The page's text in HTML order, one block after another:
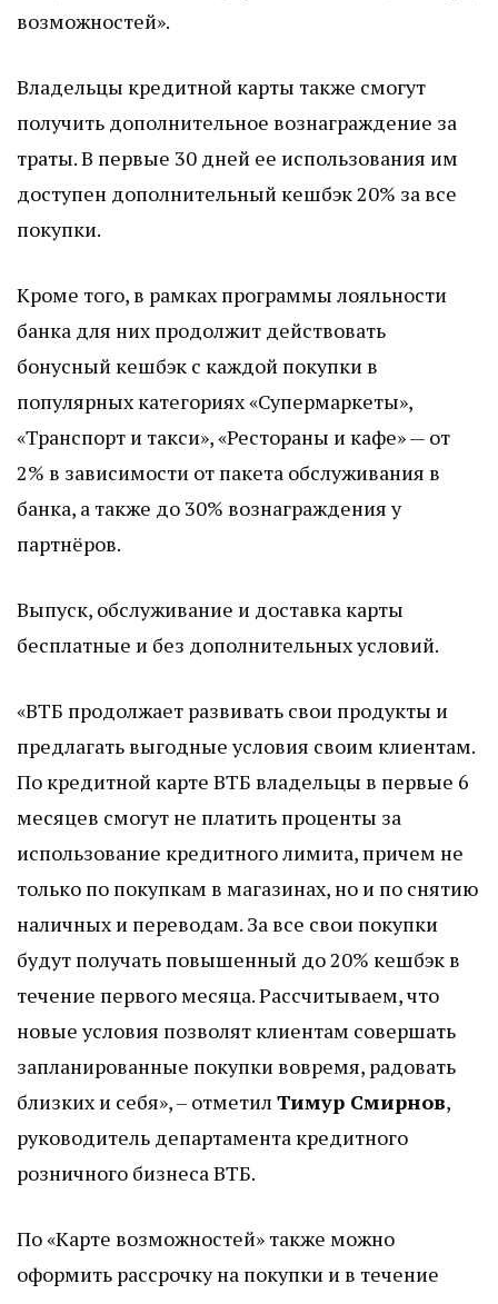
возможностей».
Владельцы кредитной карты также смогут
получить дополнительное вознаграждение за
траты. В первые 30 дней ее использования им
доступен дополнительный кешбэк 20% за все
покупки.
Кроме того, в рамках программы лояльности
банка для них продолжит действовать
бонусный кешбэк с каждой покупки в
популярных категориях «Супермаркеты»,
«Транспорт и такси», «Рестораны и кафе» — от
2% в зависимости от пакета обслуживания в
банка, а также до 30% вознаграждения у
партнёров.
Выпуск, обслуживание и доставка карты
бесплатные и без дополнительных условий.
«ВТБ продолжает развивать свои продукты и
предлагать выгодные условия своим клиентам.
По кредитной карте ВТБ владельцы в первые 6
месяцев смогут не платить проценты за
использование кредитного лимита, причем не
только по покупкам в магазинах, но и по снятию
наличных и переводам. За все свои покупки
будут получать повышенный до 20% кешбэк в
течение первого месяца. Рассчитываем, что
новые условия позволят клиентам совершать
запланированные покупки вовремя, радовать
близких и себя», – отметил Тимур Смирнов,
руководитель департамента кредитного
розничного бизнеса ВТБ.
По «Карте возможностей» также можно
оформить рассрочку на покупки и в течение